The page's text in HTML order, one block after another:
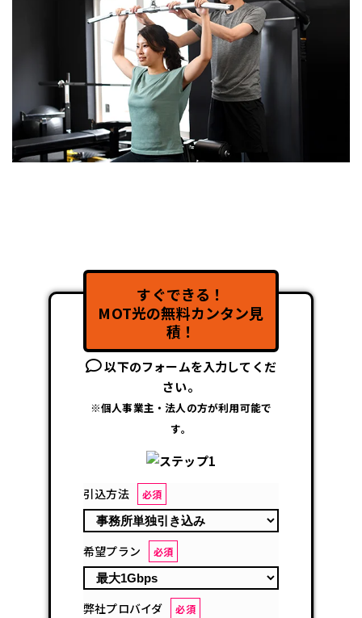
すぐできる！
MOT光の無料カンタン見
積！
以下のフォームを入力してくだ
さい。
※個人事業主・法人の方が利用可能で
す。
引込方法 必須
希望プラン 必須
弊社プロバイダ 必須